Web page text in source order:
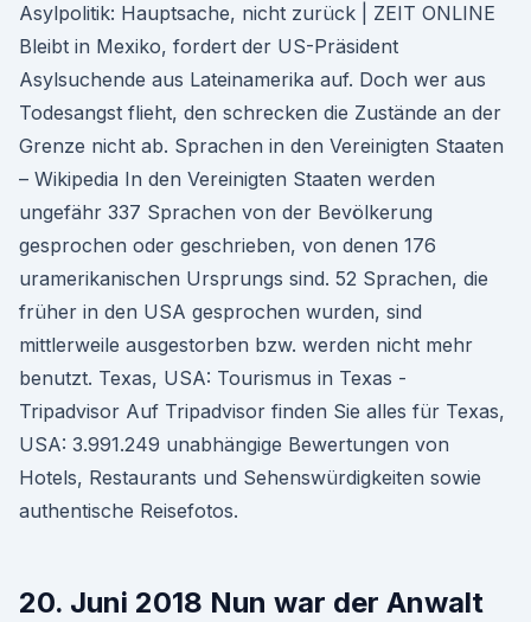
Asylpolitik: Hauptsache, nicht zurück | ZEIT ONLINE
Bleibt in Mexiko, fordert der US-Präsident
Asylsuchende aus Lateinamerika auf. Doch wer aus
Todesangst flieht, den schrecken die Zustände an der
Grenze nicht ab. Sprachen in den Vereinigten Staaten
– Wikipedia In den Vereinigten Staaten werden
ungefähr 337 Sprachen von der Bevölkerung
gesprochen oder geschrieben, von denen 176
uramerikanischen Ursprungs sind. 52 Sprachen, die
früher in den USA gesprochen wurden, sind
mittlerweile ausgestorben bzw. werden nicht mehr
benutzt. Texas, USA: Tourismus in Texas -
Tripadvisor Auf Tripadvisor finden Sie alles für Texas,
USA: 3.991.249 unabhängige Bewertungen von
Hotels, Restaurants und Sehenswürdigkeiten sowie
authentische Reisefotos.
20. Juni 2018 Nun war der Anwalt